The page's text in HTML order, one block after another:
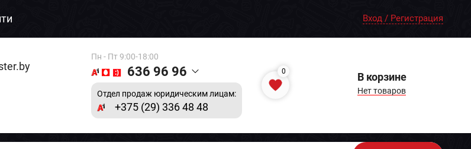
Вход / Регистрация
Пн - Пт 9:00-18:00
636 96 96
Отдел продаж юридическим лицам:
+375 (29) 336 48 48
0 В корзине
Нет товаров